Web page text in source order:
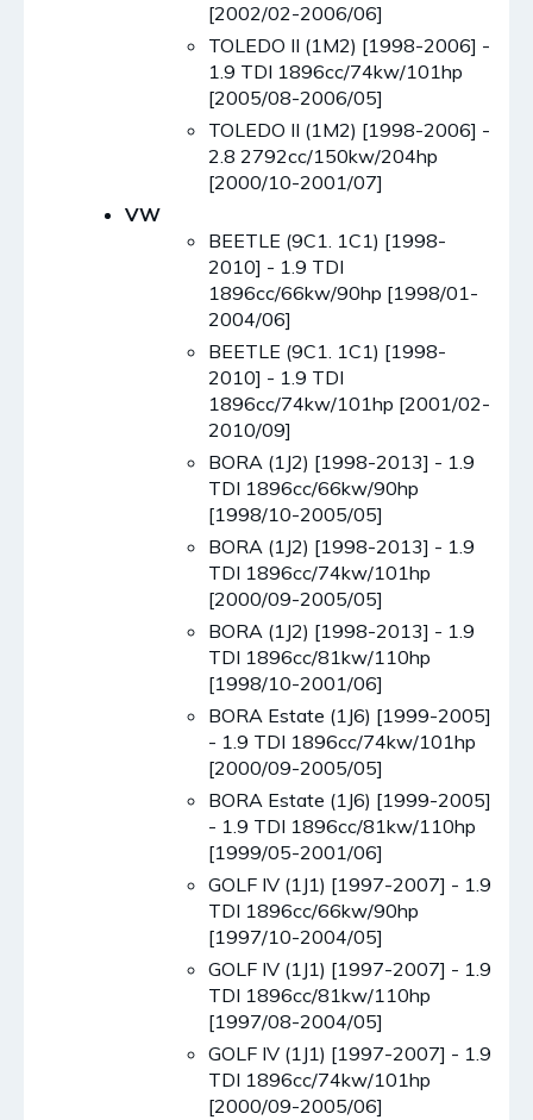
[2002/02-2006/06]
TOLEDO II (1M2) [1998-2006] -
1.9 TDI 1896cc/74kw/101hp
[2005/08-2006/05]
TOLEDO II (1M2) [1998-2006] -
2.8 2792cc/150kw/204hp
[2000/10-2001/07]
VW
BEETLE (9C1. 1C1) [1998-
2010] - 1.9 TDI
1896cc/66kw/90hp [1998/01-
2004/06]
BEETLE (9C1. 1C1) [1998-
2010] - 1.9 TDI
1896cc/74kw/101hp [2001/02-
2010/09]
BORA (1J2) [1998-2013] - 1.9
TDI 1896cc/66kw/90hp
[1998/10-2005/05]
BORA (1J2) [1998-2013] - 1.9
TDI 1896cc/74kw/101hp
[2000/09-2005/05]
BORA (1J2) [1998-2013] - 1.9
TDI 1896cc/81kw/110hp
[1998/10-2001/06]
BORA Estate (1J6) [1999-2005]
- 1.9 TDI 1896cc/74kw/101hp
[2000/09-2005/05]
BORA Estate (1J6) [1999-2005]
- 1.9 TDI 1896cc/81kw/110hp
[1999/05-2001/06]
GOLF IV (1J1) [1997-2007] - 1.9
TDI 1896cc/66kw/90hp
[1997/10-2004/05]
GOLF IV (1J1) [1997-2007] - 1.9
TDI 1896cc/81kw/110hp
[1997/08-2004/05]
GOLF IV (1J1) [1997-2007] - 1.9
TDI 1896cc/74kw/101hp
[2000/09-2005/06]